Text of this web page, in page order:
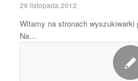
29 listopada 2012
Witamy na stronach wyszukiwarki
Na…